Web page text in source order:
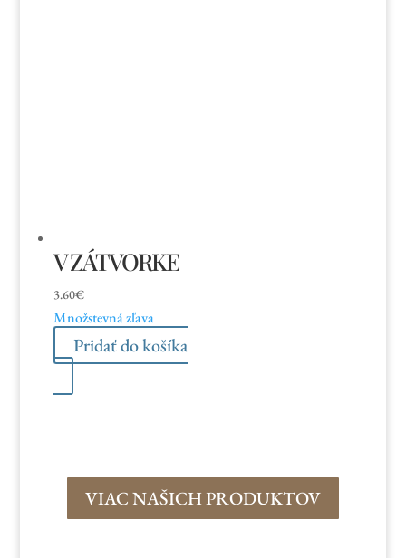
V ZÁTVORKE
3.60€
Množstevná zľava
Pridať do košíka
VIAC NAŠICH PRODUKTOV